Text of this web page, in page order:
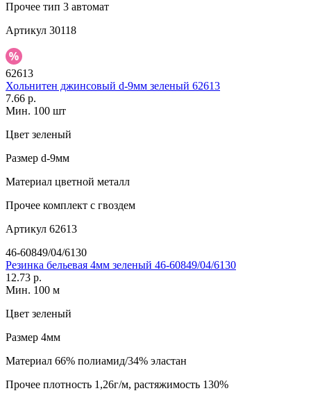
Прочее тип 3 автомат
Артикул 30118
62613
Хольнитен джинсовый d-9мм зеленый 62613
7.66 р.
Мин. 100 шт
Цвет зеленый
Размер d-9мм
Материал цветной металл
Прочее комплект с гвоздем
Артикул 62613
46-60849/04/6130
Резинка бельевая 4мм зеленый 46-60849/04/6130
12.73 р.
Мин. 100 м
Цвет зеленый
Размер 4мм
Материал 66% полиамид/34% эластан
Прочее плотность 1,26г/м, растяжимость 130%